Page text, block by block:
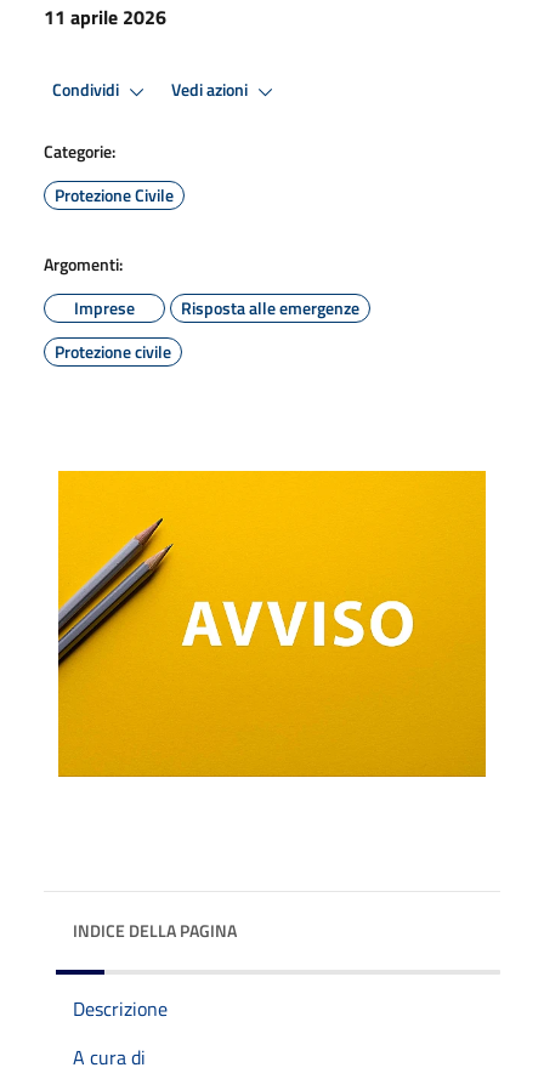
11 aprile 2026
Condividi Vedi azioni
Categorie:
Protezione Civile
Argomenti:
Imprese
Risposta alle emergenze
Protezione civile
INDICE DELLA PAGINA
Descrizione
A cura di